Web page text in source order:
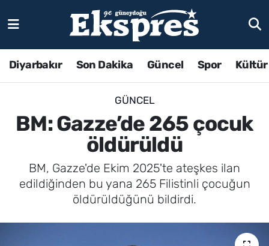
Diyarbakır Son Dakika Güncel Spor
GÜNCEL
BM: Gazze’de 265 çocuk
öldürüldü
BM, Gazze'de Ekim 2025'te ateşkes ilan
edildiğinden bu yana 265 Filistinli çocuğun
öldürüldüğünü bildirdi.